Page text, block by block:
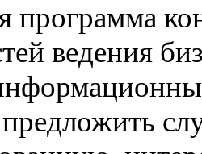
программа
ведения